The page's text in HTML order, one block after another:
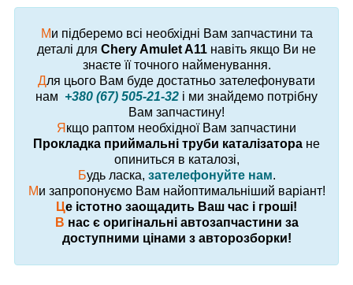
Ми підберемо всі необхідні Вам запчастини та
деталі для Chery Amulet A11 навіть якщо Ви не
знаєте її точного найменування.
Для цього Вам буде достатньо зателефонувати
нам +380 (67) 505-21-32 і ми знайдемо потрібну
Вам запчастину!
Я кщо раптом необхідної Вам запчастини
Прокладка приймальні труби каталізатора не
опиниться в каталозі,
Будь ласка, зателефонуйте нам.
Ми запропонуємо Вам найоптимальніший варіант!
Це істотно заощадить Ваш час і гроші!
В нас є оригінальні автозапчастини за
доступними цінами з авторозборки!